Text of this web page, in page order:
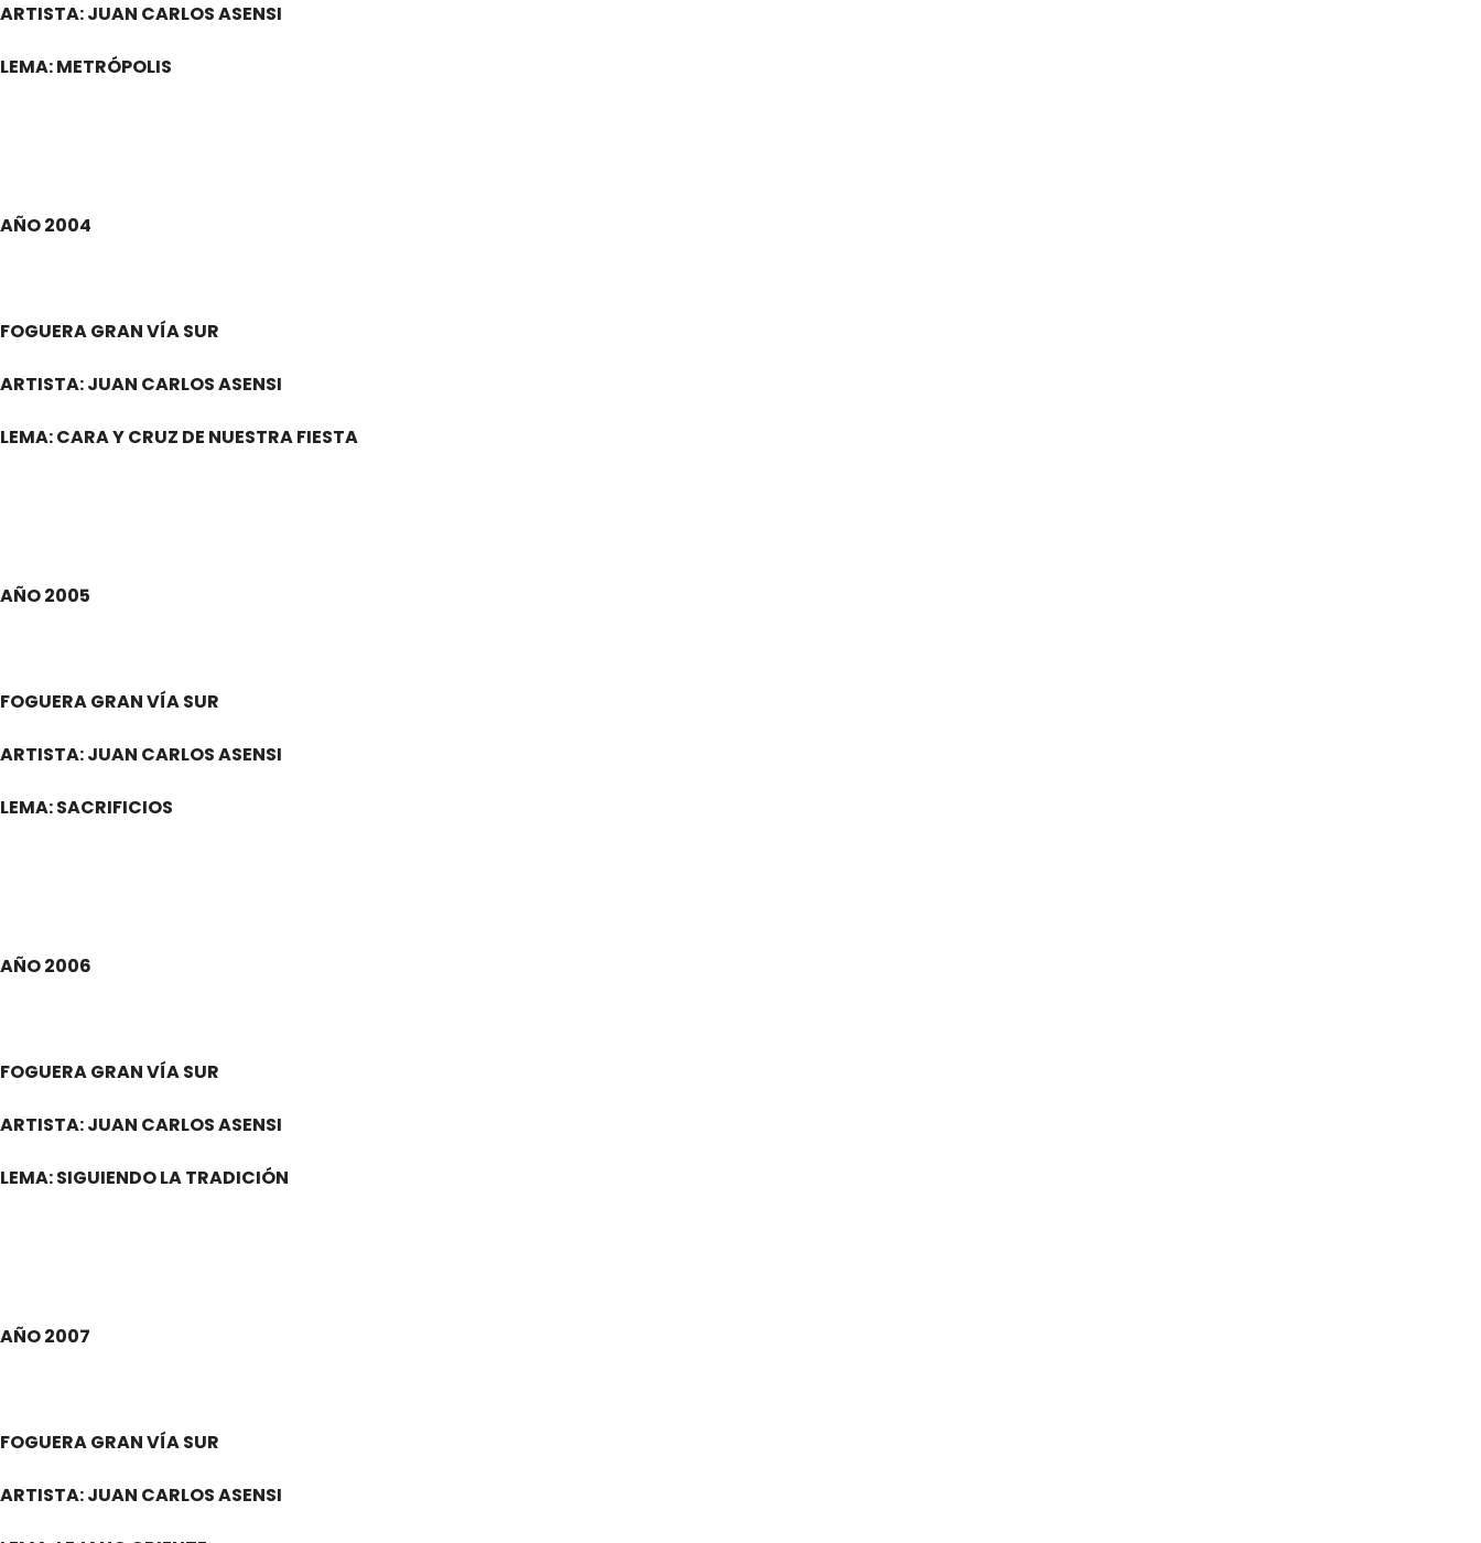
ARTISTA: JUAN CARLOS ASENSI
LEMA: METRÓPOLIS
AÑO 2004
FOGUERA GRAN VÍA SUR
ARTISTA: JUAN CARLOS ASENSI
LEMA: CARA Y CRUZ DE NUESTRA FIESTA
AÑO 2005
FOGUERA GRAN VÍA SUR
ARTISTA: JUAN CARLOS ASENSI
LEMA: SACRIFICIOS
AÑO 2006
FOGUERA GRAN VÍA SUR
ARTISTA: JUAN CARLOS ASENSI
LEMA: SIGUIENDO LA TRADICIÓN
AÑO 2007
FOGUERA GRAN VÍA SUR
ARTISTA: JUAN CARLOS ASENSI